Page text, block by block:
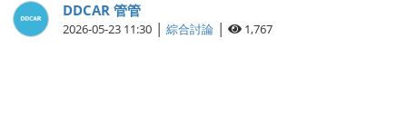
DDCAR 管管
2026-05-23 11:30 | 綜合討論 | 1,767